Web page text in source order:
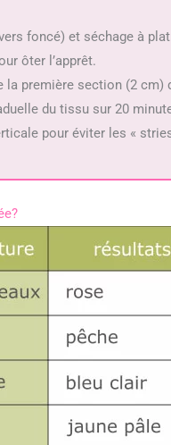
foncé) et séchage à
ôter l’apprêt.
la première section (2 cm)
du tissu sur 20
pour éviter les «